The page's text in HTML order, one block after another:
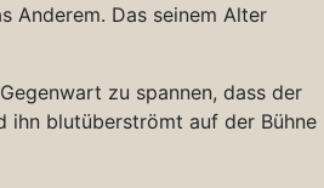
Anderem. Das seinem Alter
zu spannen, dass der
ihn blutüberströmt auf der Bühne